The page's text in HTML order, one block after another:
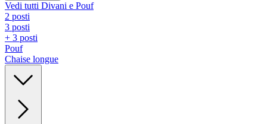
Vedi tutti Divani e Pouf
2 posti
3 posti
+ 3 posti
Pouf
Chaise longue